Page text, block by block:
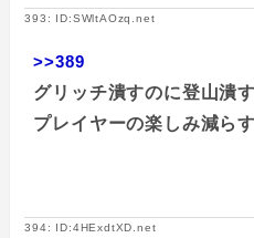
393: ID:SWltAOzq.net
>>389
グリッチ潰すのに登山潰
プレイヤーの楽しみ減ら
394: ID:4HExdtXD.net